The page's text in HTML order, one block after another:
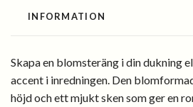
INFORMATION
Skapa en blomsteräng i din dukning
accent i inredningen. Den
höjd och ett mjukt sken som ger en